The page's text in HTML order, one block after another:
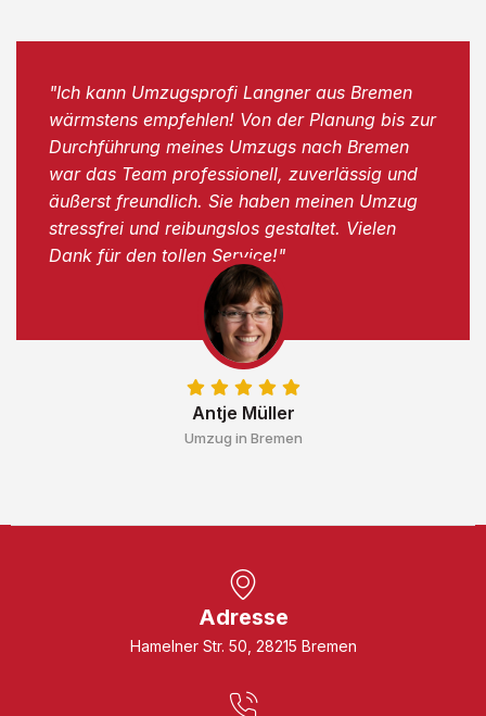
Antje Müller
Umzug in Bremen
"Ich kann Umzugsprofi Langner aus Bremen
wärmstens empfehlen! Von der Planung bis zur
Durchführung meines Umzugs nach Bremen
war das Team professionell, zuverlässig und
äußerst freundlich. Sie haben meinen Umzug
stressfrei und reibungslos gestaltet. Vielen
Dank für den tollen Service!"
Adresse
Hamelner Str. 50, 28215 Bremen